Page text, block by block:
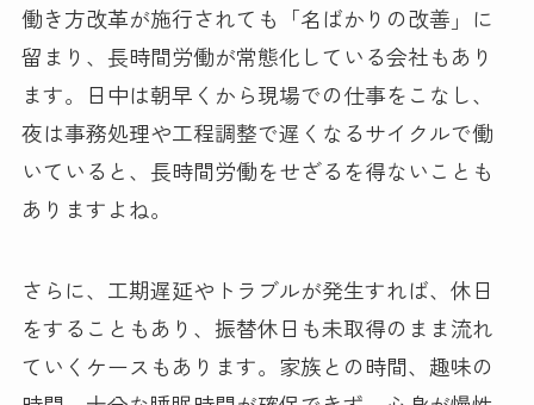
働き方改革が施行されても「名ばかりの改善」に
留まり、長時間労働が常態化している会社もあり
ます。日中は朝早くから現場での仕事をこなし、
夜は事務処理や工程調整で遅くなるサイクルで働
いていると、長時間労働をせざるを得ないことも
ありますよね。
さらに、工期遅延やトラブルが発生すれば、休日
をすることもあり、振替休日も未取得のまま流れ
ていくケースもあります。家族との時間、趣味の